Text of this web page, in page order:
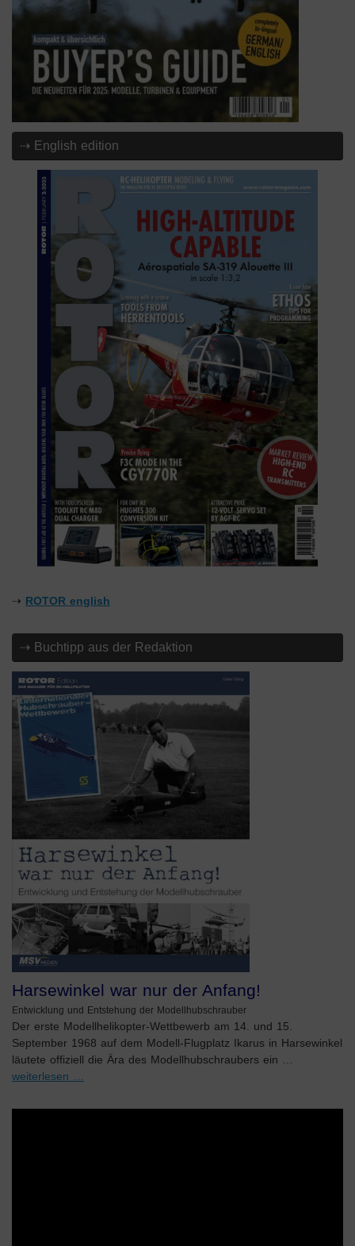
⇢ English edition
⇢ ROTOR english
⇢ Buchtipp aus der Redaktion
Harsewinkel war nur der Anfang!
Entwicklung und Entstehung der Modellhubschrauber
Der erste Modellhelikopter-Wettbewerb am 14. und 15.
September 1968 auf dem Modell-Flugplatz Ikarus in Harsewinkel
läutete offiziell die Ära des Modellhubschraubers ein …
weiterlesen …